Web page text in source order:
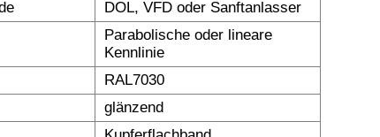
DOL, VFD oder Sanftanlasser
Parabolische oder lineare
Kennlinie
RAL7030
glänzend